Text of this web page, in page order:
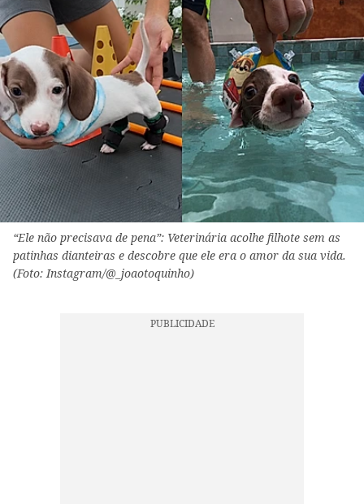
“Ele não precisava de pena”: Veterinária acolhe filhote sem as
patinhas dianteiras e descobre que ele era o amor da sua vida.
(Foto: Instagram/@_joaotoquinho)